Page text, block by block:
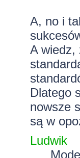
A, no i
A wiedz,
Dlatego
nowsze
są w
Ludwik